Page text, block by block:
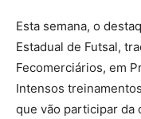
Esta semana, o
Estadual de Futsal,
Fecomerciários, em
Intensos
que vão participar da